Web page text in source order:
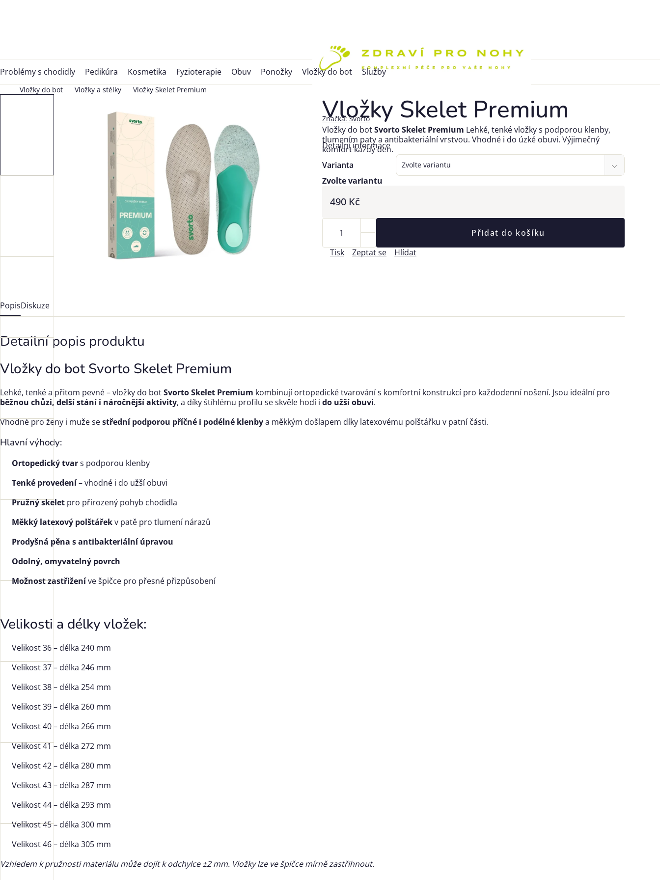
Problémy s chodidly Pedikúra Kosmetika Fyzioterapie Obuv Ponožky Vložky do bot Služby
Vložky do bot Vložky a stélky Vložky Skelet Premium
Vložky Skelet Premium
Značka:Svorto
490 Kč
Zvolte variantu
Varianta
Přidat do košíku
Vložky do botSvorto Skelet Premium Lehké, tenké vložky s podporou klenby,
tlumením paty a antibakteriální vrstvou. Vhodné i do úzké obuvi. Výjimečný
komfort každý den.
Detailní informace
Tisk Zeptat se Hlídat
PopisDiskuze
Detailní popis produktu
Vložky do bot Svorto Skelet Premium
Lehké, tenké a přitom pevné – vložky do botSvorto Skelet Premium kombinují ortopedické tvarování s komfortní konstrukcí pro každodenní nošení. Jsou ideální pro
běžnou chůzi, delší stání i náročnější aktivity, a díky štíhlému profilu se skvěle hodí i do užší obuvi.
Vhodné pro ženy i muže sestřední podporou příčné i podélné klenbya měkkým došlapem díky latexovému polštářku v patní části.
Hlavní výhody:
Ortopedický tvars podporou klenby
Tenké provedení– vhodné i do užší obuvi
Pružný skelet pro přirozený pohyb chodidla
Měkký latexový polštářekv patě pro tlumení nárazů
Prodyšná pěna s antibakteriální úpravou
Odolný, omyvatelný povrch
Možnost zastřiženíve špičce pro přesné přizpůsobení
Velikosti a délky vložek:
Velikost 36 – délka 240 mm
Velikost 37 – délka 246 mm
Velikost 38 – délka 254 mm
Velikost 39 – délka 260 mm
Velikost 40 – délka 266 mm
Velikost 41 – délka 272 mm
Velikost 42 – délka 280 mm
Velikost 43 – délka 287 mm
Velikost 44 – délka 293 mm
Velikost 45 – délka 300 mm
Velikost 46 – délka 305 mm
Vzhledem k pružnosti materiálu může dojít k odchylce ±2 mm. Vložky lze ve špičce mírně zastřihnout.